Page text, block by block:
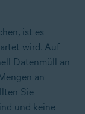
ist es
wird. Auf
Datenmüll an
an
Sie
und keine